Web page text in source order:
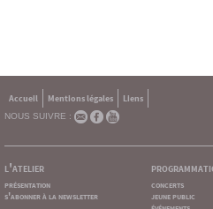
Accueil Mentions légales
Liens
NOUS SUIVRE :
l'atelier
présentation
s'abonner à la newsletter
concerts
jeune public